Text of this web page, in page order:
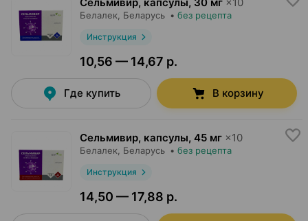
Белалек , Беларусь • без рецепта
Инструкция
10,56 — 14,67 р.
Где купить В корзину
Сельмивир, капсулы, 45 мг ×10
Белалек , Беларусь • без рецепта
Инструкция
14,50 — 17,88 р.